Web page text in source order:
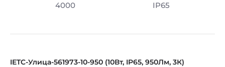
4000 IP65
IETC-Улица-561973-10-950 (10Вт, IP65, 950Лм, 3К)